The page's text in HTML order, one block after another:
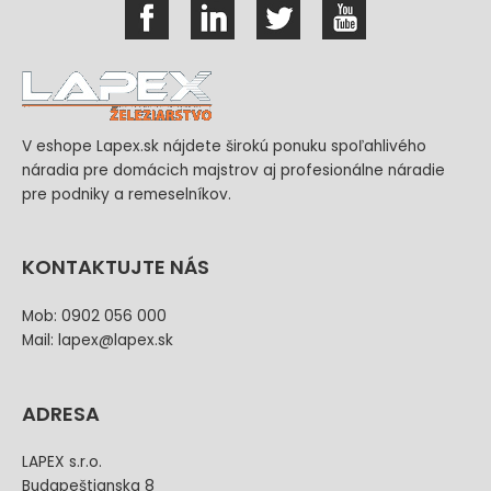
V eshope Lapex.sk nájdete širokú ponuku spoľahlivého
náradia pre domácich majstrov aj profesionálne náradie
pre podniky a remeselníkov.
KONTAKTUJTE NÁS
Mob: 0902 056 000
Mail: lapex@lapex.sk
ADRESA
LAPEX s.r.o.
Budapeštianska 8